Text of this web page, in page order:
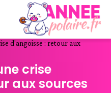
d'angoisse : retour aux
crise
aux sources